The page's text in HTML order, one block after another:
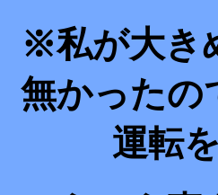
※私が大き
無かったの
運転